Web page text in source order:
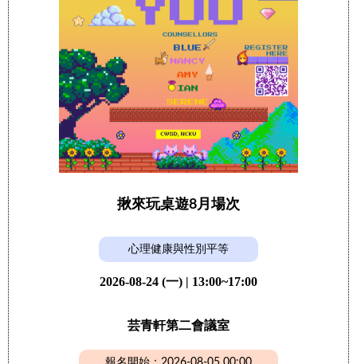
揪來玩桌遊8月場次
心理健康與性別平等
2026-08-24 (一) | 13:00~17:00
芸青軒第二會議室